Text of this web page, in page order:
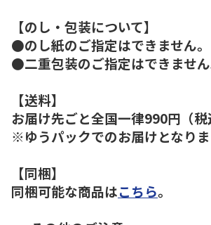
【のし・包装について】
●のし紙のご指定はできません。
●二重包装のご指定はできません
【送料】
お届け先ごと全国一律990円（税
※ゆうパックでのお届けとなりま
【同梱】
同梱可能な商品はこちら。